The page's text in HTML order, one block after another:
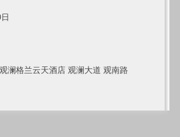
澜格兰云天酒店 观澜大道 观南路